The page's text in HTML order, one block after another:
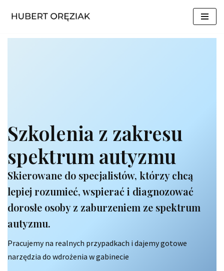
do
Szkolenia z zakresu
spektrum autyzmu
Skierowane do specjalistów, którzy chcą
lepiej rozumieć, wspierać i diagnozować
dorosłe osoby z zaburzeniem ze spektrum
autyzmu.
Pracujemy na realnych przypadkach i dajemy gotowe
narzędzia do wdrożenia w gabinecie